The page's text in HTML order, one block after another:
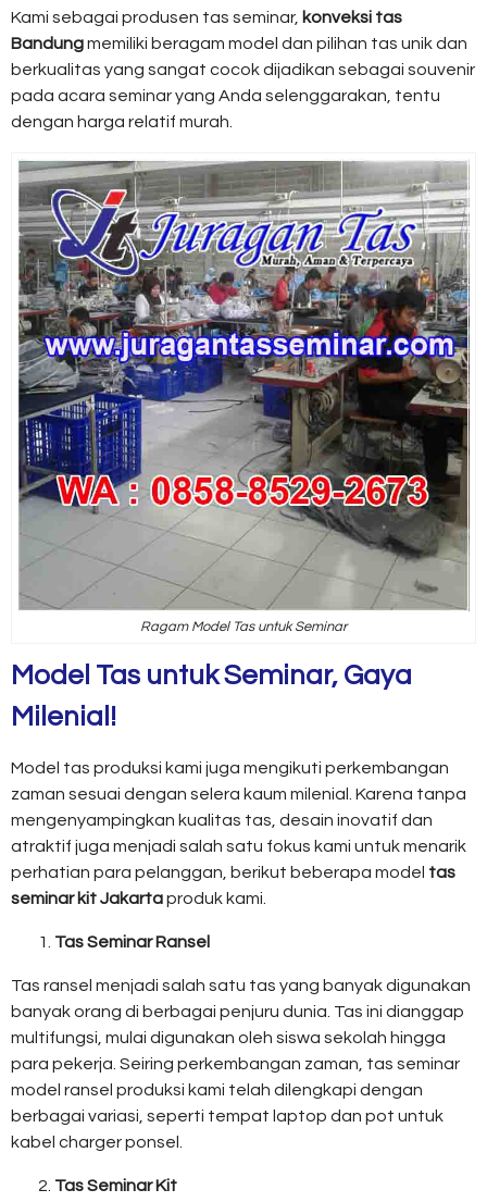
Kami sebagai produsen tas seminar, konveksi tas
Bandungmemiliki beragam model dan pilihan tas unik dan
berkualitas yang sangat cocok dijadikan sebagai souvenir
pada acara seminar yang Anda selenggarakan, tentu
dengan harga relatif murah.
Ragam Model Tas untuk Seminar
Model Tas untuk Seminar, Gaya
Milenial!
Model tas produksi kami juga mengikuti perkembangan
zaman sesuai dengan selera kaum milenial. Karena tanpa
mengenyampingkan kualitas tas, desain inovatif dan
atraktif juga menjadi salah satu fokus kami untuk menarik
perhatian para pelanggan, berikut beberapa model tas
seminar kit Jakartaproduk kami.
Tas Seminar Ransel
Tas ransel menjadi salah satu tas yang banyak digunakan
banyak orang di berbagai penjuru dunia. Tas ini dianggap
multifungsi, mulai digunakan oleh siswa sekolah hingga
para pekerja. Seiring perkembangan zaman, tas seminar
model ransel produksi kami telah dilengkapi dengan
berbagai variasi, seperti tempat laptop dan pot untuk
kabel charger ponsel.
Tas Seminar Kit